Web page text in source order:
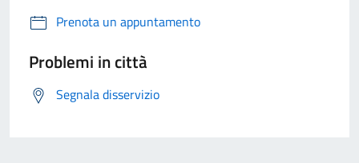
Prenota un appuntamento
Problemi in città
Segnala disservizio